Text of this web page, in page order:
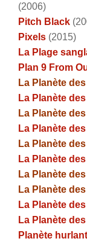
(2006)
Pitch Black
Pixels (2015)
La Plage
Plan 9 From
La Planète
La Planète
La Planète
La Planète
La Planète
La Planète
La Planète
La Planète
La Planète
La Planète
Planète